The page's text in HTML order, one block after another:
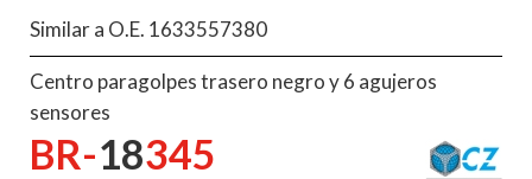
Similar a O.E. 1633557380
Centro paragolpes trasero negro y 6 agujeros
sensores
BR-18345